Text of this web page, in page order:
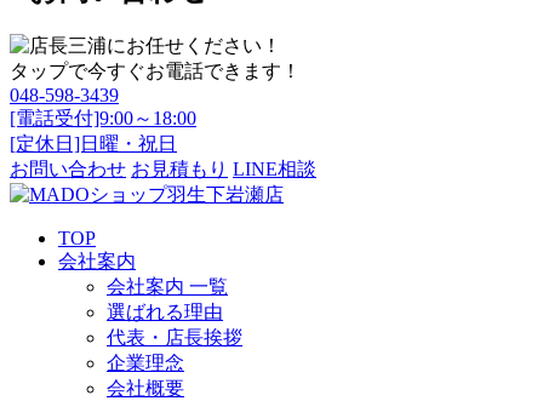
タップで今すぐお電話できます！
048-598-3439
[電話受付]9:00～18:00
[定休日]日曜・祝日
お問い合わせ お見積もり LINE相談
TOP
会社案内
会社案内 一覧
選ばれる理由
代表・店長挨拶
企業理念
会社概要